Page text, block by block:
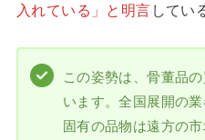
入れている」と明言 してい
この姿勢は、骨董品
います。全国展開の
固有の品物は遠方の